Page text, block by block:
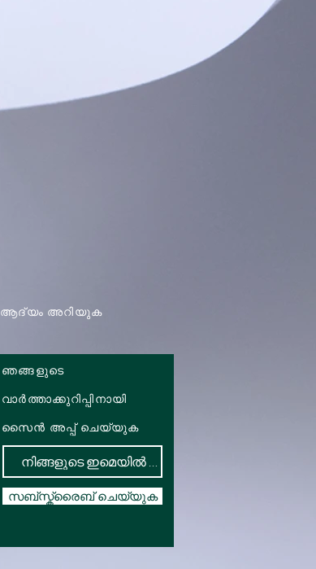
ആദ്യം അറിയുക
ഞങ്ങളുടെ
വാർത്താക്കുറിപ്പിനായി
സൈൻ അപ്പ് ചെയ്യുക
സബ്സ്ക്രൈബ് ചെയ്യുക